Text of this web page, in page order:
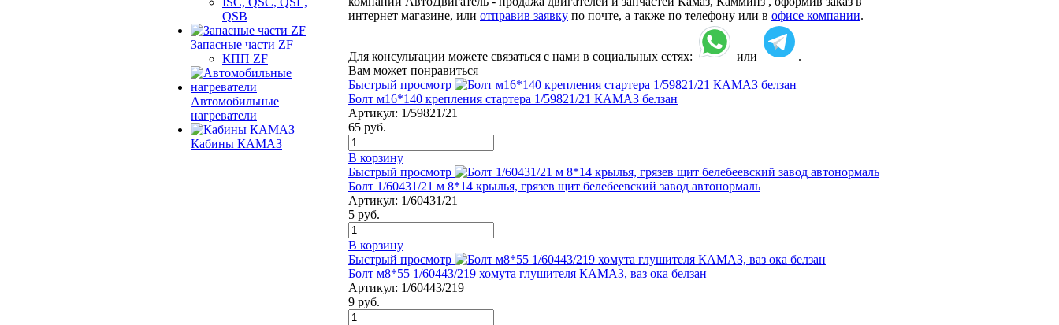
QSB
Запасные части ZF
КПП ZF
Автомобильные
нагреватели
Кабины КАМАЗ
интернет магазине, или отправив заявку по почте, а также по телефону или в офисе компании.
Для консультации можете связаться с нами в социальных сетях: или
.
Вам может понравиться
Быстрый просмотр
Болт м16*140 крепления стартера 1/59821/21 КАМАЗ белзан
Артикул: 1/59821/21
65 руб.
В корзину
Быстрый просмотр
Болт 1/60431/21 м 8*14 крылья, грязев щит белебеевский завод автонормаль
Артикул: 1/60431/21
5 руб.
В корзину
Быстрый просмотр
Болт м8*55 1/60443/219 хомута глушителя КАМАЗ, ваз ока белзан
Артикул: 1/60443/219
9 руб.